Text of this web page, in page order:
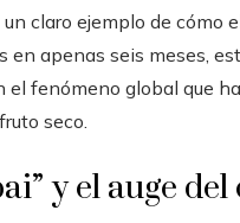
claro ejemplo de cómo
apenas seis meses,
fenómeno global que
seco.
y el auge